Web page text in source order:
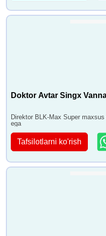
Doktor Avtar Singx
Direktor BLK-Max Super
ega
Tafsilotlarni ko'rish